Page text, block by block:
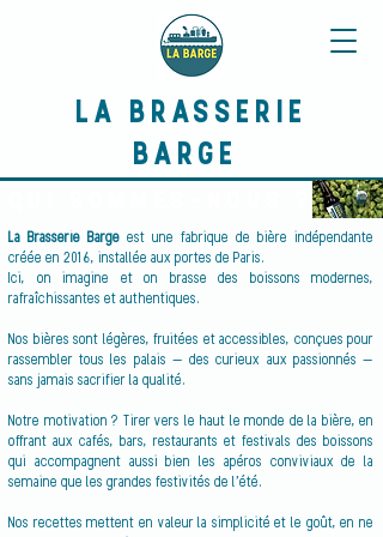
LA BRASSERIE
BARGE
QUI SOMMES-NOUS ?
La Brasserie Barge est une fabrique de bière indépendante
créée en 2016, installée aux portes de Paris.
Ici, on imagine et on brasse des boissons modernes,
rafraîchissantes et authentiques.
Nos bières sont légères, fruitées et accessibles, conçues pour
rassembler tous les palais — des curieux aux passionnés —
sans jamais sacrifier la qualité.
Notre motivation ? Tirer vers le haut le monde de la bière, en
offrant aux cafés, bars, restaurants et festivals des boissons
qui accompagnent aussi bien les apéros conviviaux de la
semaine que les grandes festivités de l’été.
Nos recettes mettent en valeur la simplicité et le goût, en ne